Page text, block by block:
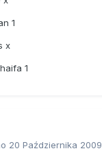
1
x
1
20 Października 2009